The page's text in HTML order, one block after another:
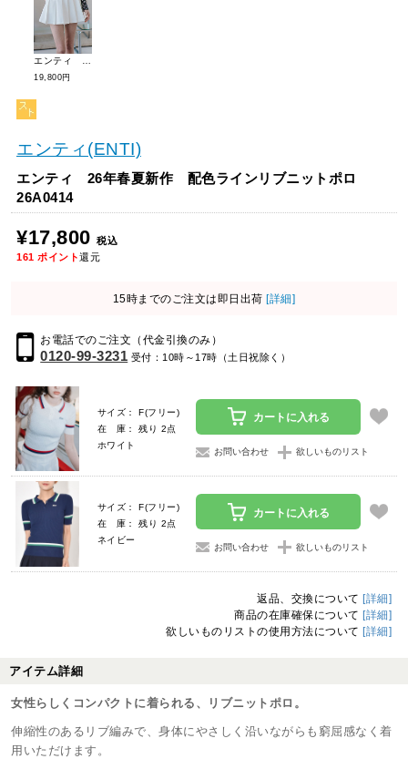
19,800円
エンティ(ENTI)
エンティ 26年春夏新作 配色ラインリブニットポロ
26A0414
¥17,800 税込
161 ポイント還元
15時までのご注文は即日出荷 [詳細]
お電話でのご注文（代金引換のみ）
0120-99-3231 受付：10時～17時（土日祝除く）
サイズ： F(フリー)
在 庫： 残り 2点
ホワイト
カートに入れる
お問い合わせ 欲しいものリスト
サイズ： F(フリー)
在 庫： 残り 2点
ネイビー
カートに入れる
お問い合わせ 欲しいものリスト
返品、交換について [詳細]
商品の在庫確保について [詳細]
欲しいものリストの使用方法について [詳細]
アイテム詳細
女性らしくコンパクトに着られる、リブニットポロ。
伸縮性のあるリブ編みで、身体にやさしく沿いながらも窮屈感なく着
用いただけます。